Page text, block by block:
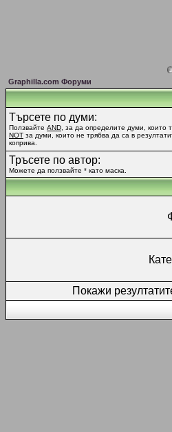
Graphilla.com Форуми
Търсете по думи:
Ползвайте AND , за да определите думи, които
NOT за думи, които не трябва да са в
коприва.
Тръсете по автор:
Можете да ползвайте * като маска.
Покажи